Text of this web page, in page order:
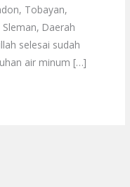
Tobayan,
Daerah
selesai sudah
air minum […]